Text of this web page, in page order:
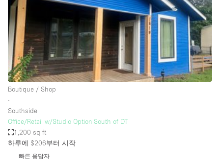
Creative Space
Event Space
Fair / Festival
Hall
Mall Shop
Mansion / House
Meeting Space
Boutique / Shop
∙
Southside
Office/Retail w/Studio Option South of DT
1,200 sq ft
하루에 $206부터 시작
빠른 응답자